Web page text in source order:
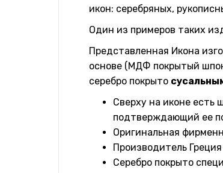
икон: серебряных,
Один из примеров таких
Представленная Икона
основе (МДФ покрытый
серебро покрыто
Сверху на иконе есть
подтверждающий ее
Оригинальная
Производитель
Серебро покрыто